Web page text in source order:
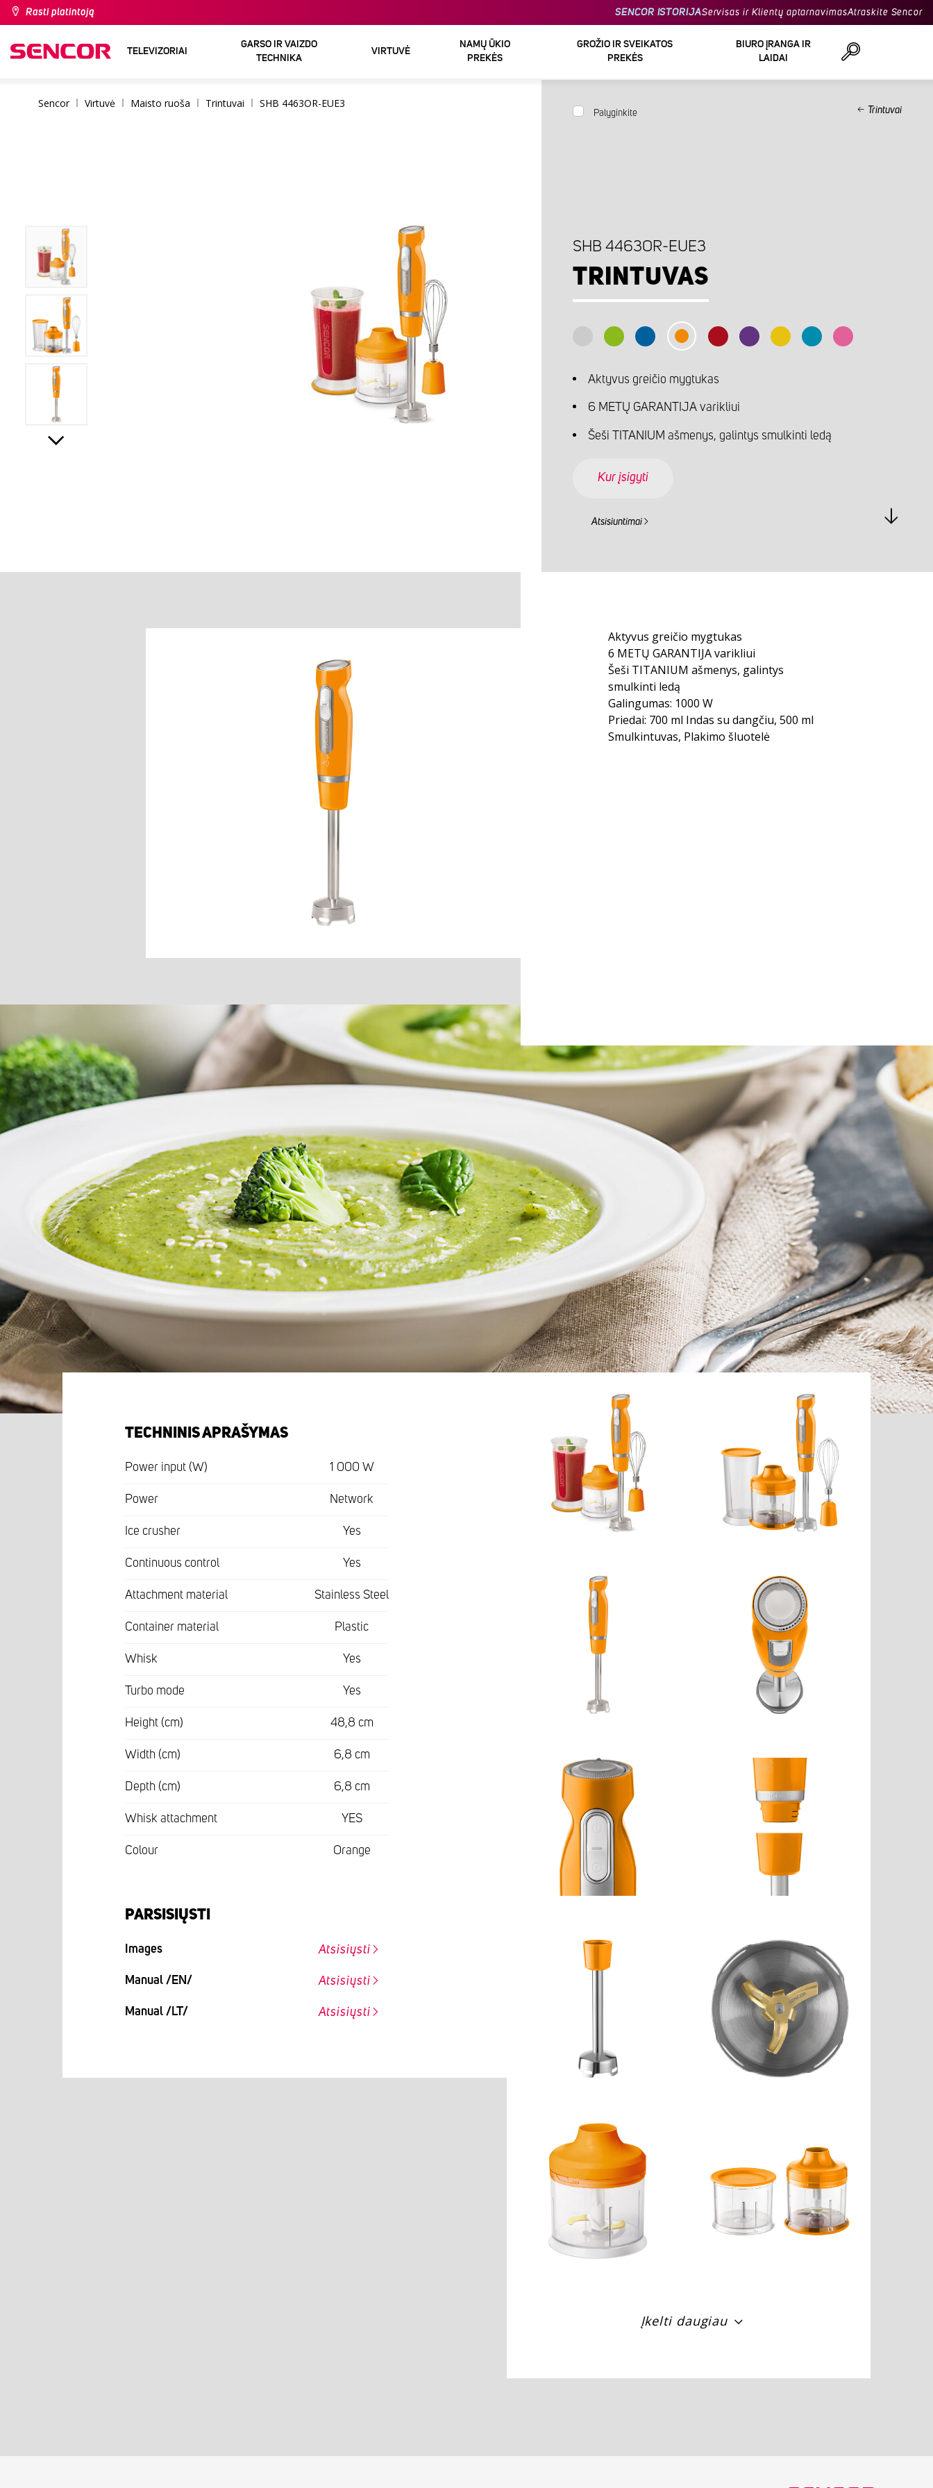
Rasti platintoją SENCOR ISTORIJAServisas ir Klientų aptarnavimasAtraskite Sencor
TELEVIZORIAI
GARSO IR VAIZDO
TECHNIKA
VIRTUVĖ
NAMŲ ŪKIO
PREKĖS
GROŽIO IR SVEIKATOS
PREKĖS
BIURO ĮRANGA IR
LAIDAI
Sencor Virtuvė Maisto ruoša Trintuvai SHB 4463OR-EUE3
Palyginkite Trintuvai
SHB 4463OR-EUE3
TRINTUVAS
Aktyvus greičio mygtukas
6 METŲ GARANTIJA varikliui
Šeši TITANIUM ašmenys, galintys smulkinti ledą
Kur įsigyti
Atsisiuntimai
Aktyvus greičio mygtukas
6 METŲ GARANTIJA varikliui
Šeši TITANIUM ašmenys, galintys
smulkinti ledą
Galingumas: 1000 W
Priedai: 700 ml Indas su dangčiu, 500 ml
Smulkintuvas, Plakimo šluotelė
TECHNINIS APRAŠYMAS
Power input (W) 1 000 W
Power Network
Ice crusher Yes
Continuous control Yes
Attachment material Stainless Steel
Container material Plastic
Whisk Yes
Turbo mode Yes
Height (cm) 48,8 cm
Width (cm) 6,8 cm
Depth (cm) 6,8 cm
Whisk attachment YES
Colour Orange
PARSISIŲSTI
Images Atsisiųsti
Manual /EN/ Atsisiųsti
Manual /LT/ Atsisiųsti
Įkelti daugiau